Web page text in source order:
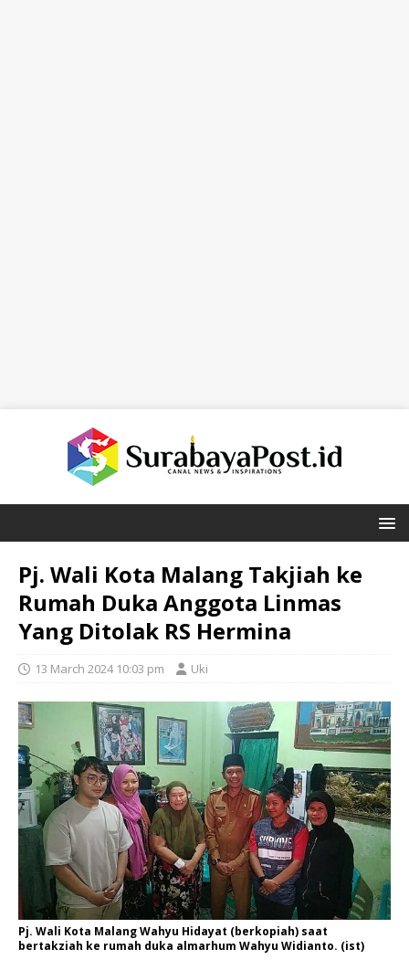
Pj. Wali Kota Malang Takjiah ke
Rumah Duka Anggota Linmas
Yang Ditolak RS Hermina
13 March 2024 10:03 pm Uki
Pj. Wali Kota Malang Wahyu Hidayat (berkopiah) saat
bertakziah ke rumah duka almarhum Wahyu Widianto. (ist)